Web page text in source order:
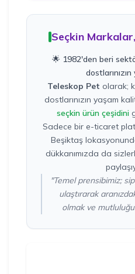
Seçkin
🌟 1982'den beri
dostlarınızın
Teleskop Pet olarak;
dostlarınızın yaşam
seçkin ürün çeşidini
Sadece bir e-ticaret
Beşiktaş
dükkanımızda da
"Temel prensibimiz;
ulaştırarak
olmak ve